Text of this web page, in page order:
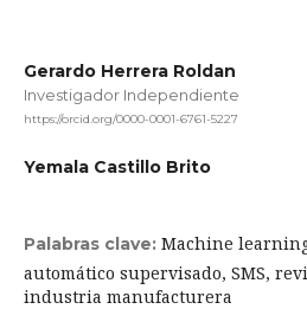
Gerardo Herrera Roldan
Investigador Independiente
https://orcid.org/0000-0001-6761-5227
Yemala Castillo Brito
Palabras clave: Machine
automático supervisado, SMS,
industria manufacturera